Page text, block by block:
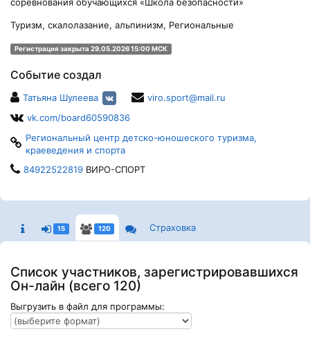
Туризм, скалолазание, альпинизм, Региональные
Регистрация закрыта 29.05.2026 15:00 МСК
Событие создал
Татьяна Шулеева
viro.sport@mail.ru
vk.com/board60590836
Региональный центр детско-юношеского туризма,
краеведения и спорта
84922522819 ВИРО-СПОРТ
15 120 Страховка
Список участников, зарегистрировавшихся
Он-лайн (всего 120)
Выгрузить в файл для программы: